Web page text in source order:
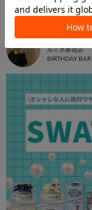
2026.06.28
YUKA
ルミネ新宿店
BIRTHDAY BAR